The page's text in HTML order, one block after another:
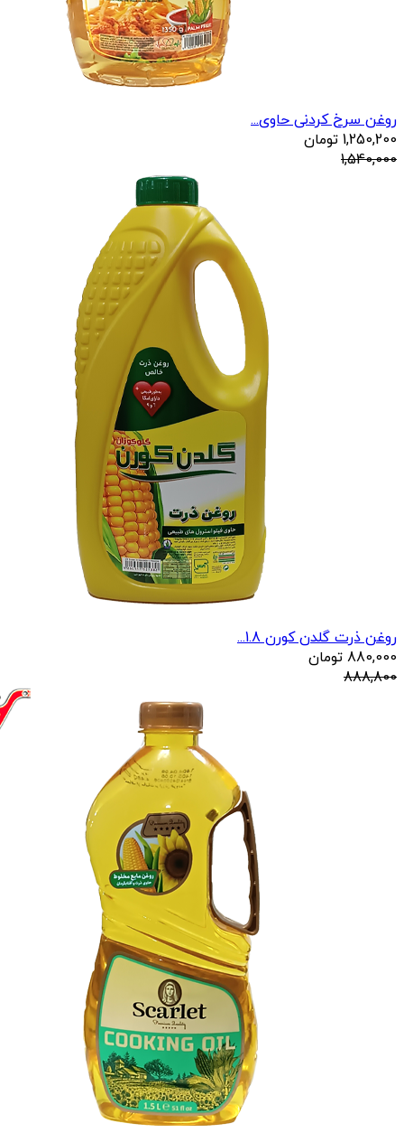
روغن سرخ کردنی حاوی...
1,250,200 تومان
1,540,000
روغن ذرت گلدن کورن 1.8...
880,000 تومان
888,800